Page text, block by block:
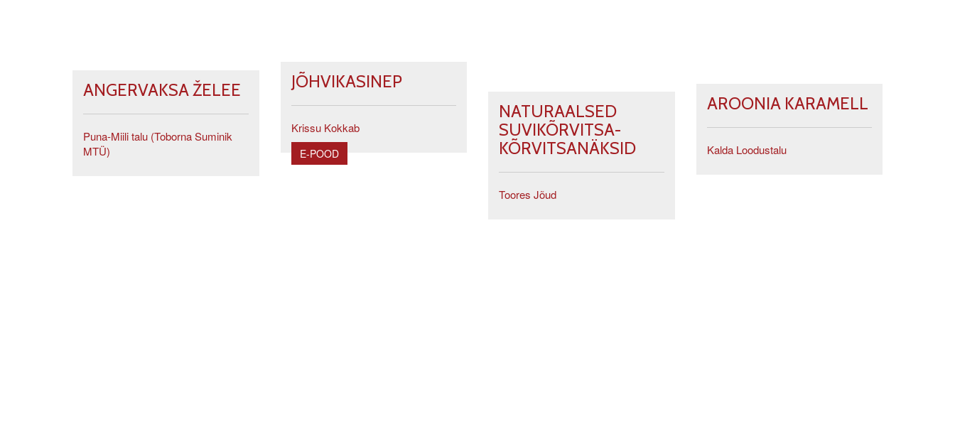
ANGERVAKSA ŽELEE
Puna-Miili talu (Toborna Suminik
MTÜ)
JÕHVIKASINEP
Krissu Kokkab
E-POOD
NATURAALSED
SUVIKÕRVITSA-
KÕRVITSANÄKSID
Toores Jõud
AROONIA KARAMELL
Kalda Loodustalu